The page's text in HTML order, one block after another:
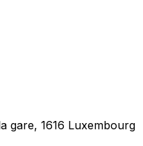
gare, 1616 Luxembourg